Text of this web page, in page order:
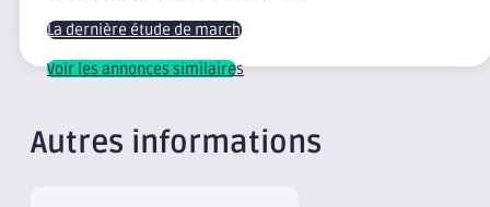
La dernière étude de marché
Voir les annonces similaires
Autres informations